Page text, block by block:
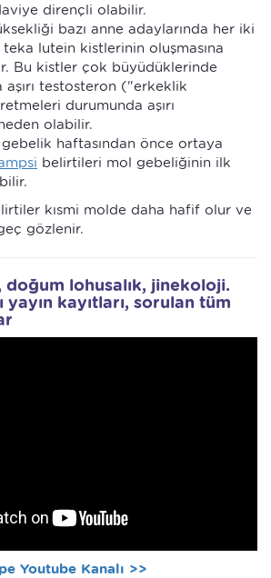
dirençli olabilir.
bazı anne adaylarında her iki
lutein kistlerinin oluşmasına
Bu kistler çok büyüdüklerinde
aşırı testosteron ("erkeklik
durumunda aşırı
olabilir.
haftasından önce ortaya
belirtileri mol gebeliğinin ilk
kısmi molde daha hafif olur ve
gözlenir.
lohusalık, jinekoloji.
yayın kayıtları, sorulan tüm
Youtube Kanalı >>